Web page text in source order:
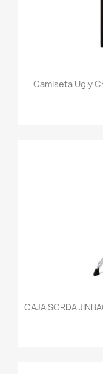
Camiseta Ugly
CAJA SORDA